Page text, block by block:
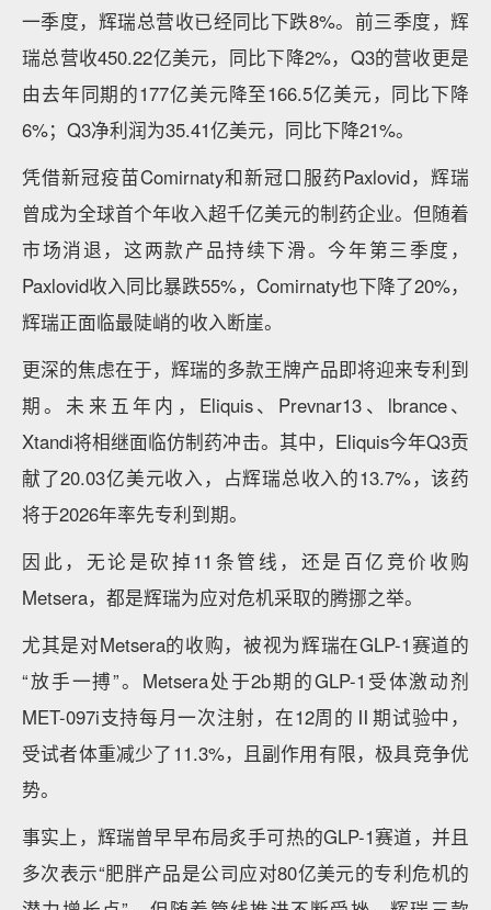
一季度，辉瑞总营收已经同比下跌8%。前三季度，辉
瑞总营收450.22亿美元，同比下降2%，Q3的营收更是
由去年同期的177亿美元降至166.5亿美元，同比下降
6%；Q3净利润为35.41亿美元，同比下降21%。
凭借新冠疫苗Comirnaty和新冠口服药Paxlovid，辉瑞
曾成为全球首个年收入超千亿美元的制药企业。但随着
市场消退，这两款产品持续下滑。今年第三季度，
Paxlovid收入同比暴跌55%，Comirnaty也下降了20%，
辉瑞正面临最陡峭的收入断崖。
更深的焦虑在于，辉瑞的多款王牌产品即将迎来专利到
期。未来五年内，Eliquis、Prevnar13、lbrance、
Xtandi将相继面临仿制药冲击。其中，Eliquis今年Q3贡
献了20.03亿美元收入，占辉瑞总收入的13.7%，该药
将于2026年率先专利到期。
因此，无论是砍掉11条管线，还是百亿竞价收购
Metsera，都是辉瑞为应对危机采取的腾挪之举。
尤其是对Metsera的收购，被视为辉瑞在GLP-1赛道的
“放手一搏”。Metsera处于2b期的GLP-1受体激动剂
MET-097i支持每月一次注射，在12周的Ⅱ期试验中，
受试者体重减少了11.3%，且副作用有限，极具竞争优
势。
事实上，辉瑞曾早早布局炙手可热的GLP-1赛道，并且
多次表示“肥胖产品是公司应对80亿美元的专利危机的